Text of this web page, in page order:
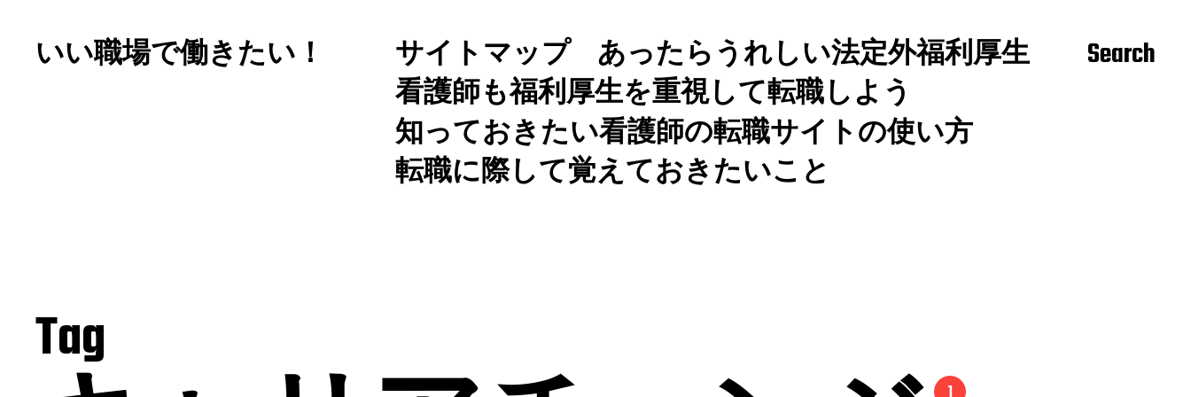
いい職場で働きたい！ サイトマップ
あったらうれしい法定外福利厚生
看護師も福利厚生を重視して転職しよう
知っておきたい看護師の転職サイトの使い方
転職に際して覚えておきたいこと
Search
Tag